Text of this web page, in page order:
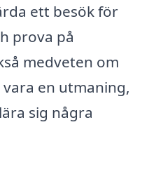
ett besök för
prova på
medveten om
en utmaning,
sig några